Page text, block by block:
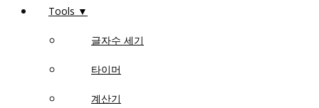
Tools ▼
글자수 세기
타이머
계산기